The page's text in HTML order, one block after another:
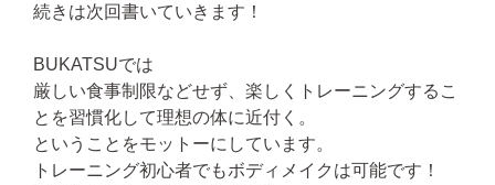
続きは次回書いていきます！
BUKATSUでは
厳しい食事制限などせず、楽しくトレーニングするこ
とを習慣化して理想の体に近付く。
ということをモットーにしています。
トレーニング初心者でもボディメイクは可能です！